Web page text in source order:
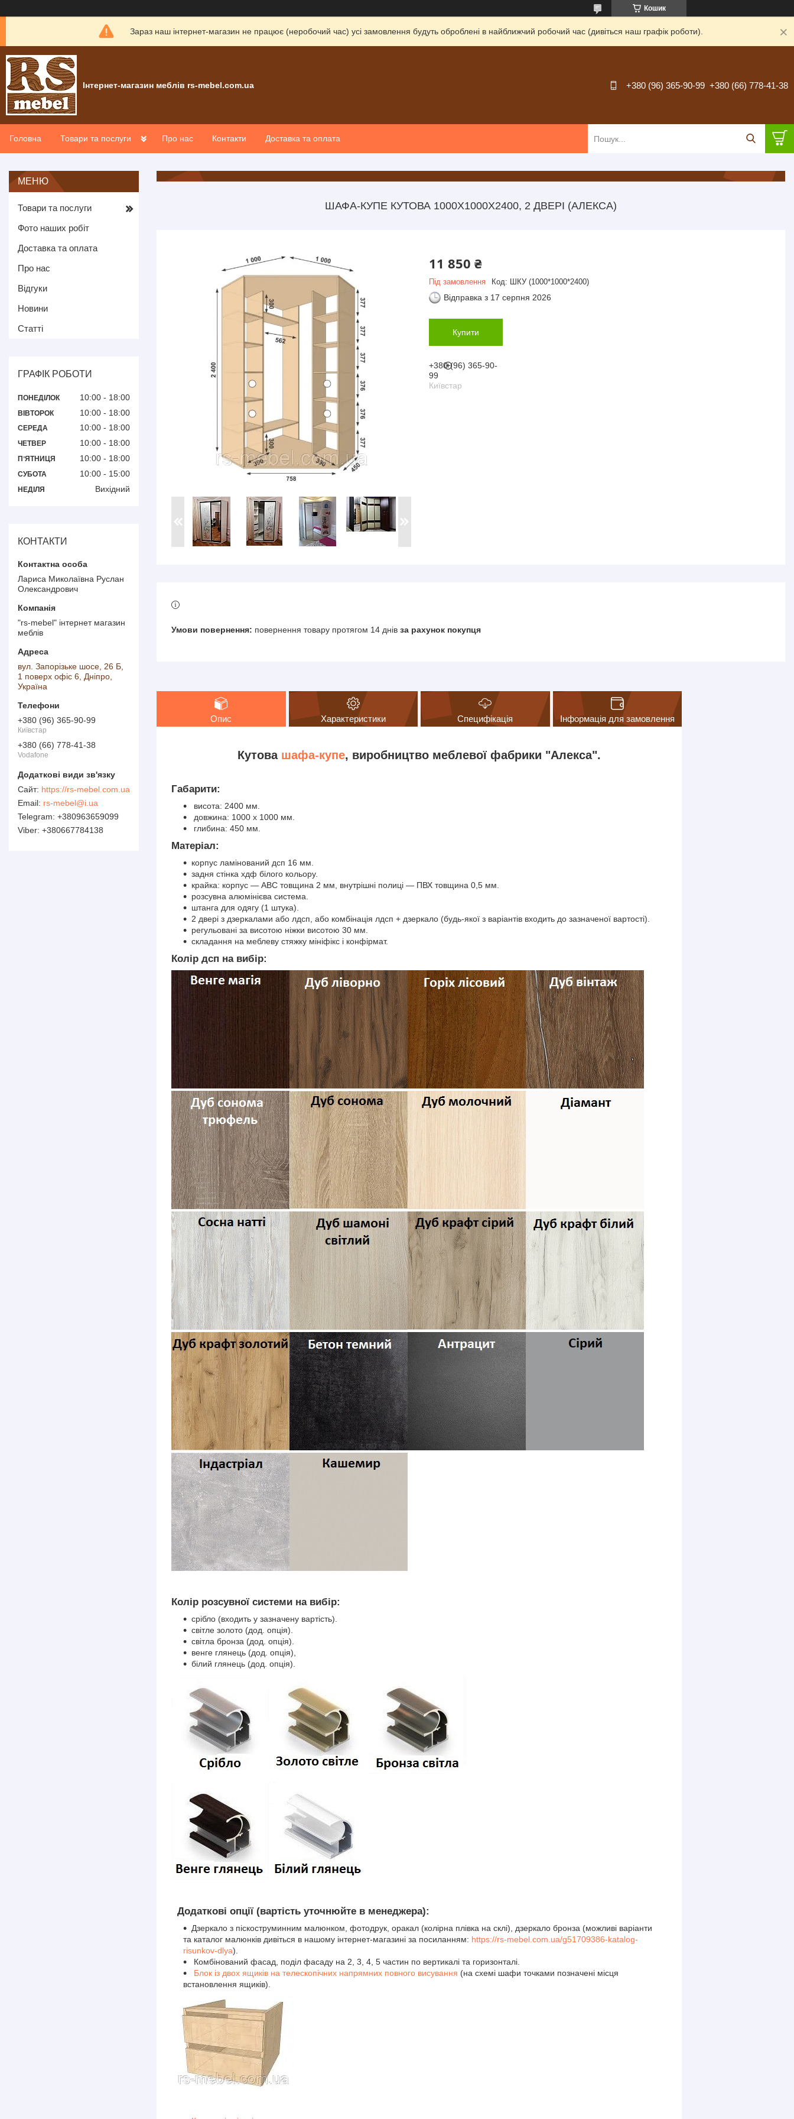
Кошик
Зараз наш інтернет-магазин не працює (неробочий час) усі замовлення будуть оброблені в найближчий робочий час (дивіться наш графік роботи).
Інтернет-магазин меблів rs-mebel.com.ua +380 (96) 365-90-99 +380 (66) 778-41-38
Головна Товари та послуги Про нас Контакти Доставка та оплата
ШАФА-КУПЕ КУТОВА 1000Х1000Х2400, 2 ДВЕРІ (АЛЕКСА)
11 850 ₴
Під замовлення Код: ШКУ (1000*1000*2400)
Відправка з 17 серпня 2026
Купити
+380 (96) 365-90-
99
Київстар
повернення товару протягом 14 днів за рахунок покупця
Опис Характеристики Специфікація Інформація для замовлення
Кутова шафа-купе, виробництво меблевої фабрики "Алекса".
Габарити:
висота: 2400 мм.
довжина: 1000 х 1000 мм.
глибина: 450 мм.
Матеріал:
корпус ламінований дсп 16 мм.
задня стінка хдф білого кольору.
крайка: корпус — АВС товщина 2 мм, внутрішні полиці — ПВХ товщина 0,5 мм.
розсувна алюмінієва система.
штанга для одягу (1 штука).
2 двері з дзеркалами або лдсп, або комбінація лдсп + дзеркало (будь-якої з варіантів входить до зазначеної вартості).
регульовані за висотою ніжки висотою 30 мм.
складання на меблеву стяжку мініфікс і конфірмат.
Колір дсп на вибір:
Колір розсувної системи на вибір:
срібло (входить у зазначену вартість).
світле золото (дод. опція).
світла бронза (дод. опція).
венге глянець (дод. опція),
білий глянець (дод. опція).
Додаткові опції (вартість уточнюйте в менеджера):
Дзеркало з піскоструминним малюнком, фотодрук, оракал (колірна плівка на склі), дзеркало бронза (можливі варіанти
та каталог малюнків дивіться в нашому інтернет-магазині за посиланням: https://rs-mebel.com.ua/g51709386-katalog-
risunkov-dlya).
Комбінований фасад, поділ фасаду на 2, 3, 4, 5 частин по вертикалі та горизонталі.
Блок із двох ящиків на телескопічних напрямних повного висування (на схемі шафи точками позначені місця
встановлення ящиків).
Товари та послуги
Фото наших робіт
Доставка та оплата
Про нас
Відгуки
Новини
Статті
ГРАФІК РОБОТИ
ПОНЕДІЛОК 10:00 18:00
ВІВТОРОК 10:00 18:00
СЕРЕДА 10:00 18:00
ЧЕТВЕР 10:00 18:00
ПʼЯТНИЦЯ 10:00 18:00
СУБОТА 10:00 15:00
НЕДІЛЯ Вихідний
КОНТАКТИ
Лариса Миколаївна Руслан
Олександрович
"rs-mebel" інтернет магазин
меблів
вул. Запорізьке шосе, 26 Б,
1 поверх офіс 6, Дніпро,
Україна
+380 (96) 365-90-99
Київстар
+380 (66) 778-41-38
Vodafone
https://rs-mebel.com.ua
rs-mebel@i.ua
+380963659099
+380667784138